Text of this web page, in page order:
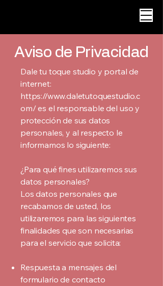
Aviso de Privacidad
Dale tu toque studio y portal de
internet:
https://www.daletutoquestudio.c
om/es el responsable del uso y
protección de sus datos
personales, y al respecto le
informamos lo siguiente:
¿Para qué fines utilizaremos sus
datos personales?
Los datos personales que
recabamos de usted, los
utilizaremos para las siguientes
finalidades que son necesarias
para el servicio que solicita:
Respuesta a mensajes del
formulario de contacto